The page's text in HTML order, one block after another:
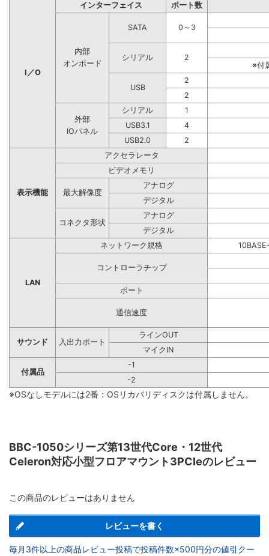
I／O
インターフェイス ポート数
内部
オンボード
SATA 0～3
シリアル
2
※付
USB
2
2
外部
IOパネル
シリアル
1
USB3.1
4
USB2.0
2
表示機能
アクセラレータ
ビデオメモリ
最大解像度
アナログ
デジタル
コネクタ形状
アナログ
デジタル
LAN
ネットワーク規格
コントローラチップ
ポート
通信速度
サウンド 入出力ポート
ラインOUT
マイクIN
付属品
-1
-2
※OSなしモデルには2番：OSリカバリディスクは付属しません。
BBC-1050シリーズ第13世代Core・12世代
Celeron対応小型フロアマウント3PCIeのレビュー
この商品のレビューはありません
レビューを書く
毎月3件以上の商品レビュー投稿で投稿件数×500円分の値引クー